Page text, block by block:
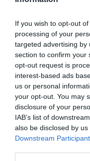
If you wish to opt-out
processing of your
targeted advertising by
section to confirm your
opt-out request is
interest-based ads
us or personal
your opt-out. You may
disclosure of your
IAB’s list of
also be disclosed by
Downstream